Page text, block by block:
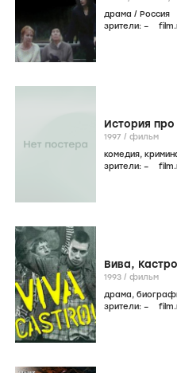
драма / Россия
зрители: –
История
прекрасную
1997 / фильм
комедия,
зрители: –
Вива,
1993 / фильм
драма,
зрители: –